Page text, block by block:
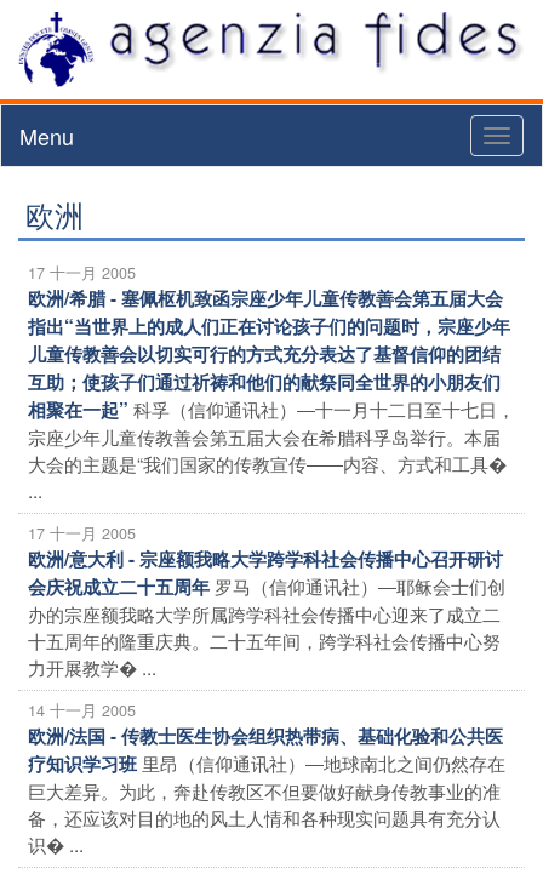
Menu
欧洲
17 十一月 2005
欧洲/希腊 - 塞佩枢机致函宗座少年儿童传教善会第五届大会
指出“当世界上的成人们正在讨论孩子们的问题时，宗座少年
儿童传教善会以切实可行的方式充分表达了基督信仰的团结
互助；使孩子们通过祈祷和他们的献祭同全世界的小朋友们
相聚在一起” 科孚（信仰通讯社）―十一月十二日至十七日，
宗座少年儿童传教善会第五届大会在希腊科孚岛举行。本届
大会的主题是“我们国家的传教宣传――内容、方式和工具�
...
17 十一月 2005
欧洲/意大利 - 宗座额我略大学跨学科社会传播中心召开研讨
会庆祝成立二十五周年 罗马（信仰通讯社）―耶稣会士们创
办的宗座额我略大学所属跨学科社会传播中心迎来了成立二
十五周年的隆重庆典。二十五年间，跨学科社会传播中心努
力开展教学� ...
14 十一月 2005
欧洲/法国 - 传教士医生协会组织热带病、基础化验和公共医
疗知识学习班 里昂（信仰通讯社）―地球南北之间仍然存在
巨大差异。为此，奔赴传教区不但要做好献身传教事业的准
备，还应该对目的地的风土人情和各种现实问题具有充分认
识� ...